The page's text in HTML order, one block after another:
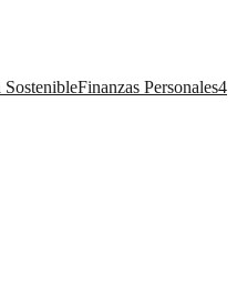
SostenibleFinanzas Personales4